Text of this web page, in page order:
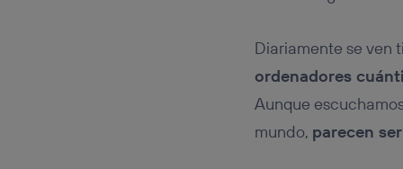
Diariamente se ven
ordenadores
Aunque
mundo, parecen